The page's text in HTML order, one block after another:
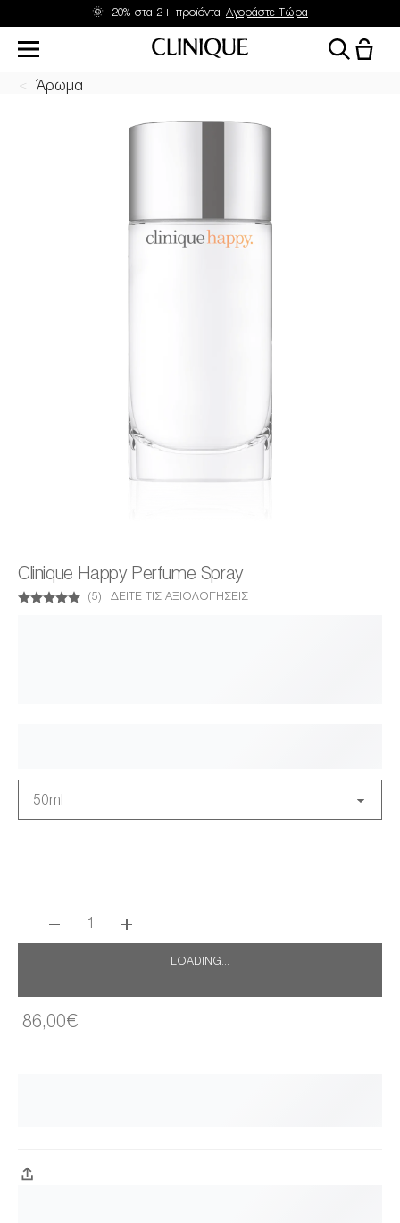
Δώρα με αγορές από 45 & 70€
Άρωμα
Clinique Happy Perfume Spray
(5) ΔΕΊΤΕ ΤΙΣ ΑΞΙΟΛΟΓΉΣΕΙΣ
50ml
1
LOADING...
86,00€